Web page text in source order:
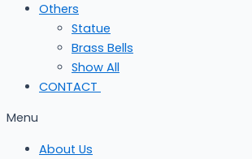
Others
Statue
Brass Bells
Show All
CONTACT
Menu
About Us